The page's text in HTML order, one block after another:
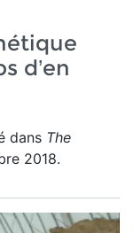
d’en
dans The
2018.